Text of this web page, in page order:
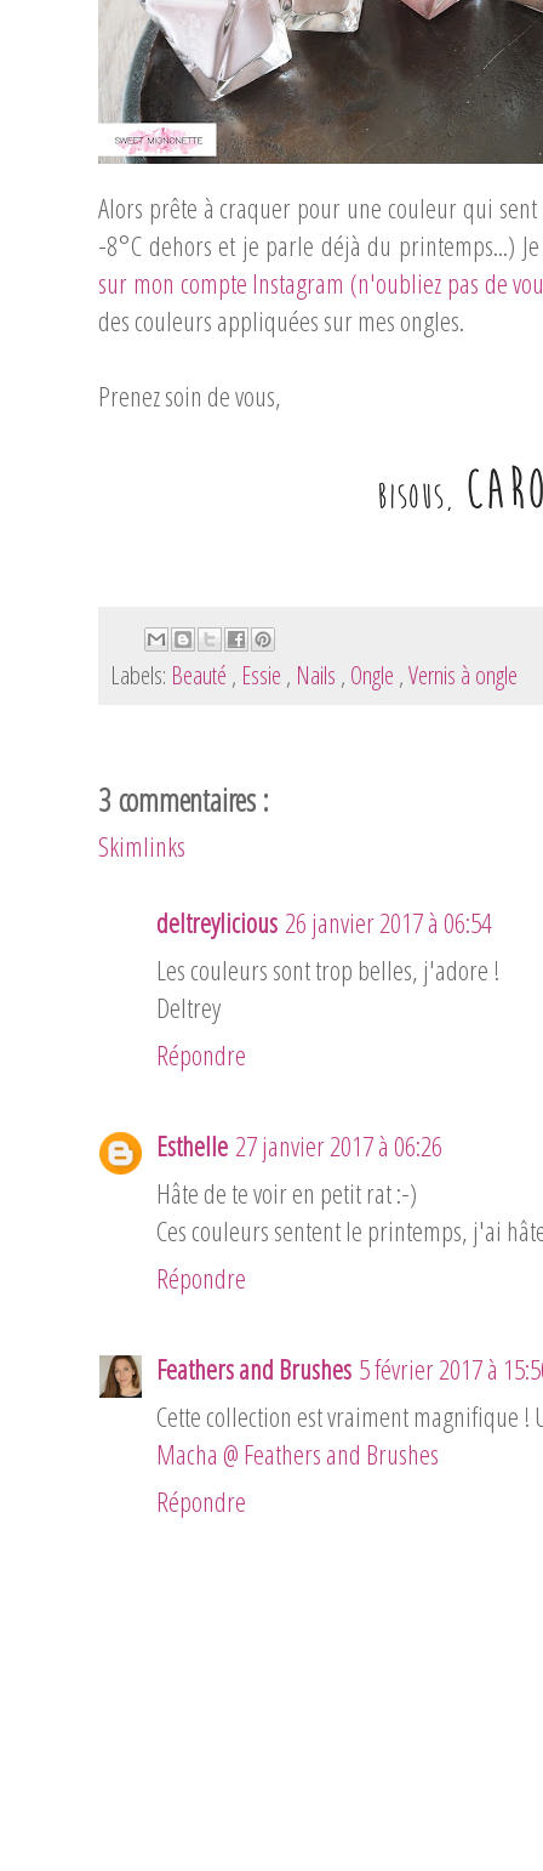
Alors prête à craquer pour une couleur qui
-8°C dehors et je parle déjà du printemps...)
sur mon compte Instagram (n'oubliez pas de
des couleurs appliquées sur mes ongles.
Prenez soin de vous,
Labels: Beauté , Essie , Nails , Ongle ,Vernis à ongle
3 commentaires :
Skimlinks
deltreylicious26 janvier 2017 à 06:54
Les couleurs sont trop belles, j'adore !
Deltrey
Répondre
Esthelle27 janvier 2017 à 06:26
Hâte de te voir en petit rat :-)
Ces couleurs sentent le printemps, j'ai
Répondre
Feathers and Brushes 5 février 2017 à
Cette collection est vraiment magnifique !
Macha @ Feathers and Brushes
Répondre